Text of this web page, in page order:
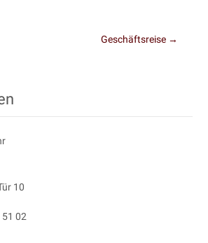
Geschäftsreise →
10
02